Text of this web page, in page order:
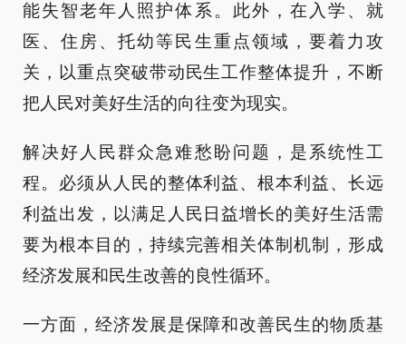
能失智老年人照护体系。此外，在入学、就
医、住房、托幼等民生重点领域，要着力攻
关，以重点突破带动民生工作整体提升，不断
把人民对美好生活的向往变为现实。
解决好人民群众急难愁盼问题，是系统性工
程。必须从人民的整体利益、根本利益、长远
利益出发，以满足人民日益增长的美好生活需
要为根本目的，持续完善相关体制机制，形成
经济发展和民生改善的良性循环。
一方面，经济发展是保障和改善民生的物质基